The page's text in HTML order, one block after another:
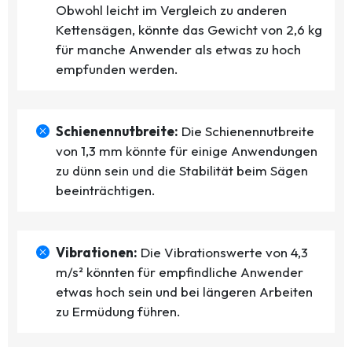
Obwohl leicht im Vergleich zu anderen
Kettensägen, könnte das Gewicht von 2,6 kg
für manche Anwender als etwas zu hoch
empfunden werden.
Schienennutbreite: Die Schienennutbreite
von 1,3 mm könnte für einige Anwendungen
zu dünn sein und die Stabilität beim Sägen
beeinträchtigen.
Vibrationen: Die Vibrationswerte von 4,3
m/s² könnten für empfindliche Anwender
etwas hoch sein und bei längeren Arbeiten
zu Ermüdung führen.